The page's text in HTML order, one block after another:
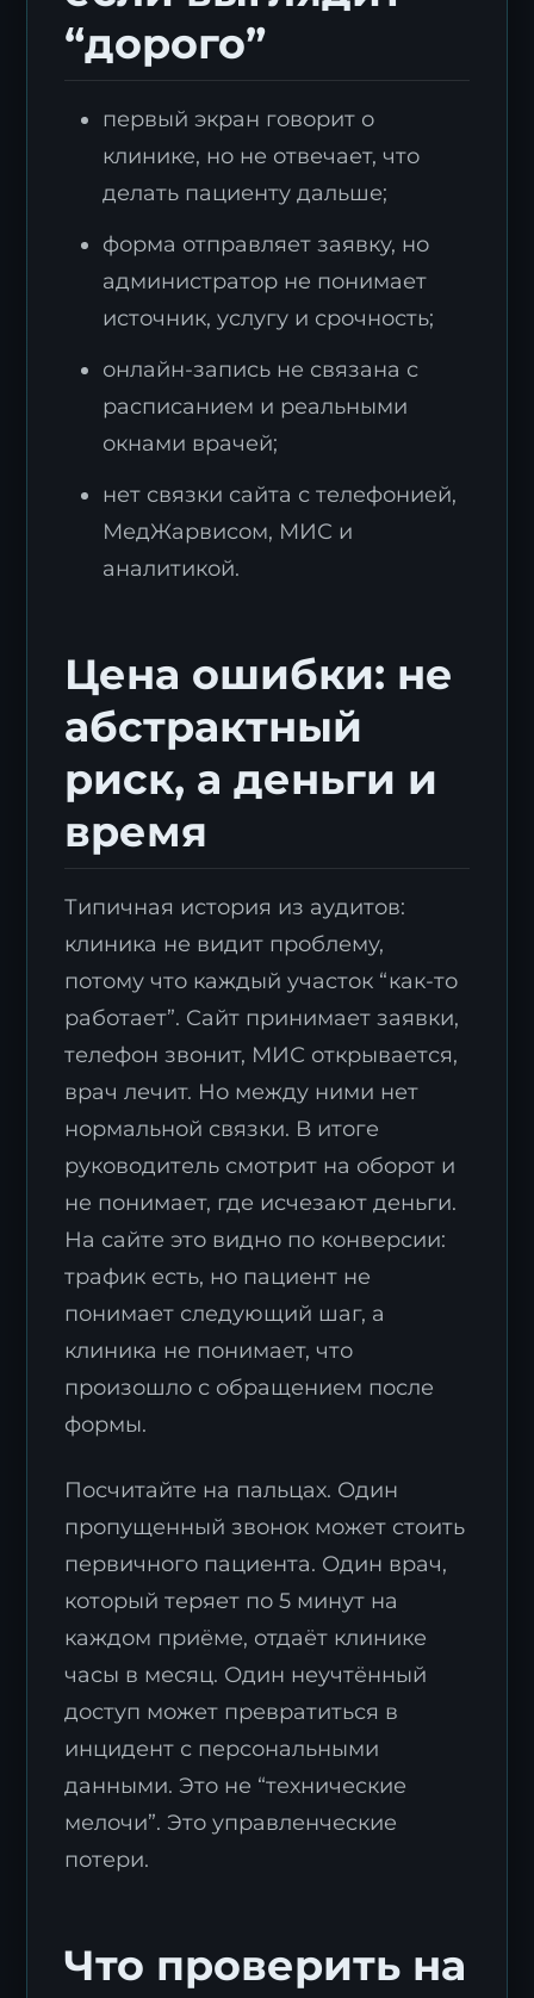
“дорого”
первый экран говорит о
клинике, но не отвечает, что
делать пациенту дальше;
форма отправляет заявку, но
администратор не понимает
источник, услугу и срочность;
онлайн-запись не связана с
расписанием и реальными
окнами врачей;
нет связки сайта с телефонией,
МедЖарвисом, МИС и
аналитикой.
Цена ошибки: не
абстрактный
риск, а деньги и
время
Типичная история из аудитов:
клиника не видит проблему,
потому что каждый участок “как-то
работает”. Сайт принимает заявки,
телефон звонит, МИС открывается,
врач лечит. Но между ними нет
нормальной связки. В итоге
руководитель смотрит на оборот и
не понимает, где исчезают деньги.
На сайте это видно по конверсии:
трафик есть, но пациент не
понимает следующий шаг, а
клиника не понимает, что
произошло с обращением после
формы.
Посчитайте на пальцах. Один
пропущенный звонок может стоить
первичного пациента. Один врач,
который теряет по 5 минут на
каждом приёме, отдаёт клинике
часы в месяц. Один неучтённый
доступ может превратиться в
инцидент с персональными
данными. Это не “технические
мелочи”. Это управленческие
потери.
Что проверить на